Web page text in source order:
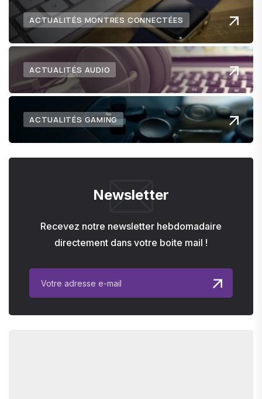
ACTUALITÉS MONTRES CONNECTÉES
ACTUALITÉS AUDIO
ACTUALITÉS GAMING
Newsletter
Recevez notre newsletter hebdomadaire
directement dans votre boite mail !